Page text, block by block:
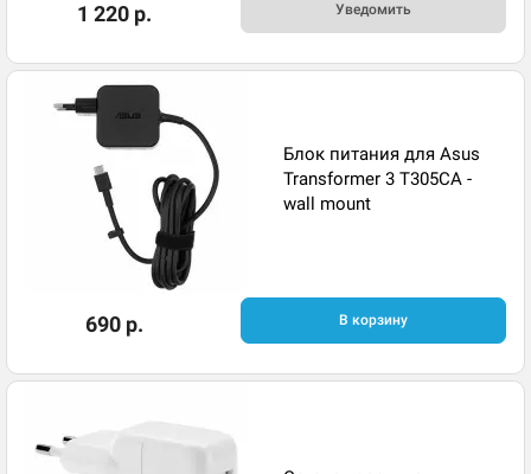
1 220 р. Уведомить
Блок питания для Asus
Transformer 3 T305CA -
wall mount
690 р. В корзину